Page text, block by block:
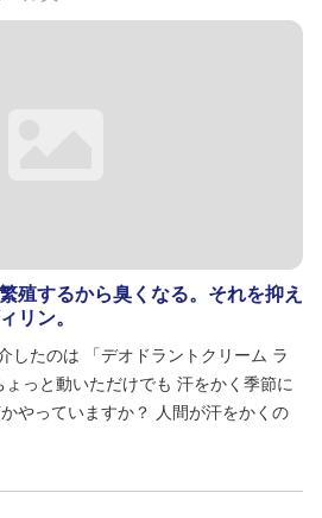
殖するから臭くなる。それを抑え
リン。
したのは 「デオドラントクリーム ラ
っと動いただけでも 汗をかく季節に
やっていますか？ 人間が汗をかくの